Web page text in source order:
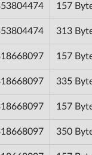
157
313
157
335
157
350